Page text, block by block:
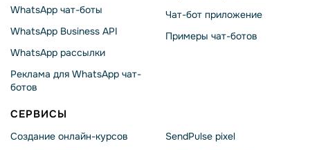
WhatsApp чат-боты
WhatsApp Business API
WhatsApp рассылки
Реклама для WhatsApp чат-
ботов
Чат-бот приложение
Примеры чат-ботов
СЕРВИСЫ
Создание онлайн-курсов
SendPulse pixel